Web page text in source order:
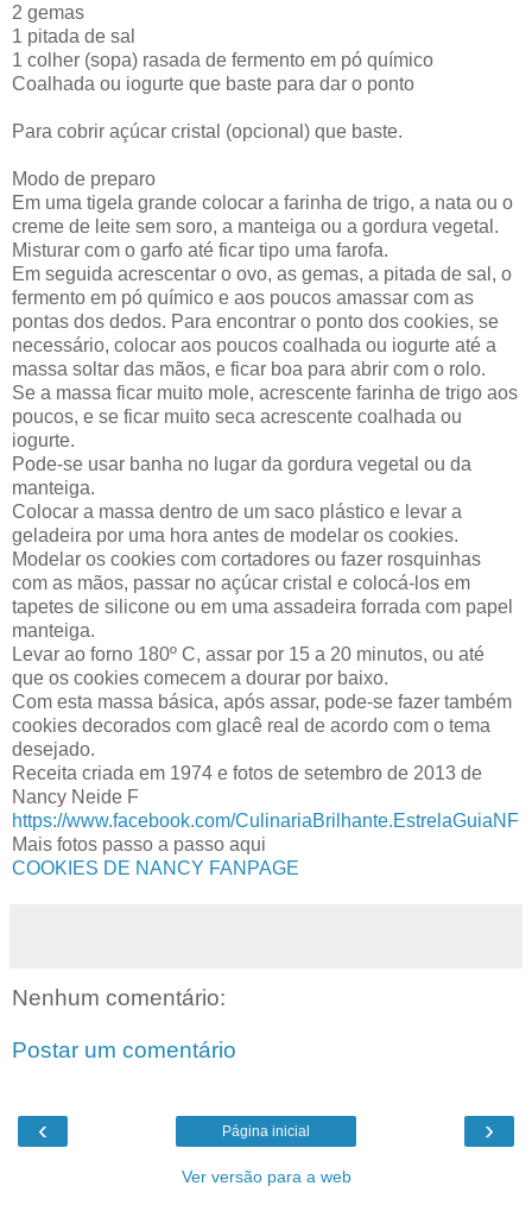
2 gemas
1 pitada de sal
1 colher (sopa) rasada de fermento em pó químico
Coalhada ou iogurte que baste para dar o ponto
Para cobrir açúcar cristal (opcional) que baste.
Modo de preparo
Em uma tigela grande colocar a farinha de trigo, a nata ou o
creme de leite sem soro, a manteiga ou a gordura vegetal.
Misturar com o garfo até ficar tipo uma farofa.
Em seguida acrescentar o ovo, as gemas, a pitada de sal, o
fermento em pó químico e aos poucos amassar com as
pontas dos dedos. Para encontrar o ponto dos cookies, se
necessário, colocar aos poucos coalhada ou iogurte até a
massa soltar das mãos, e ficar boa para abrir com o rolo.
Se a massa ficar muito mole, acrescente farinha de trigo aos
poucos, e se ficar muito seca acrescente coalhada ou
iogurte.
Pode-se usar banha no lugar da gordura vegetal ou da
manteiga.
Colocar a massa dentro de um saco plástico e levar a
geladeira por uma hora antes de modelar os cookies.
Modelar os cookies com cortadores ou fazer rosquinhas
com as mãos, passar no açúcar cristal e colocá-los em
tapetes de silicone ou em uma assadeira forrada com papel
manteiga.
Levar ao forno 180º C, assar por 15 a 20 minutos, ou até
que os cookies comecem a dourar por baixo.
Com esta massa básica, após assar, pode-se fazer também
cookies decorados com glacê real de acordo com o tema
desejado.
Receita criada em 1974 e fotos de setembro de 2013 de
Nancy Neide F
https://www.facebook.com/CulinariaBrilhante.EstrelaGuiaNF
Mais fotos passo a passo aqui
COOKIES DE NANCY FANPAGE
Nenhum comentário:
Postar um comentário
‹ ›
Página inicial
Ver versão para a web